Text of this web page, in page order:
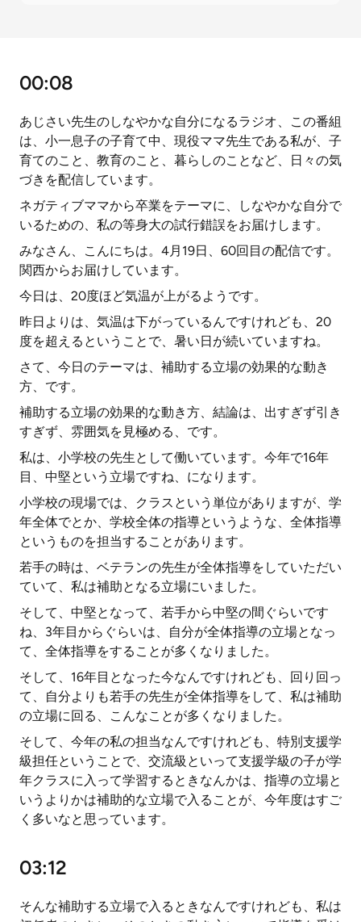
00:08
あじさい先生のしなやかな自分になるラジオ、この番組
は、小一息子の子育て中、現役ママ先生である私が、子
育てのこと、教育のこと、暮らしのことなど、日々の気
づきを配信しています。
ネガティブママから卒業をテーマに、しなやかな自分で
いるための、私の等身大の試行錯誤をお届けします。
みなさん、こんにちは。4月19日、60回目の配信です。
関西からお届けしています。
今日は、20度ほど気温が上がるようです。
昨日よりは、気温は下がっているんですけれども、20
度を超えるということで、暑い日が続いていますね。
さて、今日のテーマは、補助する立場の効果的な動き
方、です。
補助する立場の効果的な動き方、結論は、出すぎず引き
すぎず、雰囲気を見極める、です。
私は、小学校の先生として働いています。今年で16年
目、中堅という立場ですね、になります。
小学校の現場では、クラスという単位がありますが、学
年全体でとか、学校全体の指導というような、全体指導
というものを担当することがあります。
若手の時は、ベテランの先生が全体指導をしていただい
ていて、私は補助となる立場にいました。
そして、中堅となって、若手から中堅の間ぐらいです
ね、3年目からぐらいは、自分が全体指導の立場となっ
て、全体指導をすることが多くなりました。
そして、16年目となった今なんですけれども、回り回っ
て、自分よりも若手の先生が全体指導をして、私は補助
の立場に回る、こんなことが多くなりました。
そして、今年の私の担当なんですけれども、特別支援学
級担任ということで、交流級といって支援学級の子が学
年クラスに入って学習するときなんかは、指導の立場と
いうよりかは補助的な立場で入ることが、今年度はすご
く多いなと思っています。
03:12
そんな補助する立場で入るときなんですけれども、私は